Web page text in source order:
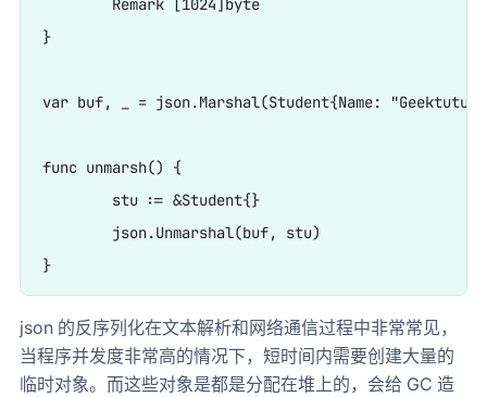
}
var buf, _ = json.Marshal(Student{Name:
func unmarsh() {
json 的反序列化在文本解析和网络通信过程中非常常见，
当程序并发度非常高的情况下，短时间内需要创建大量的
临时对象。而这些对象是都是分配在堆上的，会给 GC 造